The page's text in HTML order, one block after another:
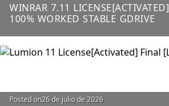
WINRAR 7.11 LICENSE[ACTIVATED]
100% WORKED STABLE GDRIVE
Posted on26 de julio de 2026